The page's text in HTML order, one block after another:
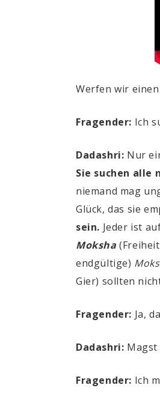
Werfen wir
Fragender: Ich
Dadashri: Nur
Sie suchen alle
niemand mag
Glück, das sie
sein. Jeder ist
Moksha
endgültige)
Gier) sollten
Fragender: Ja,
Dadashri: Magst
Fragender: Ich